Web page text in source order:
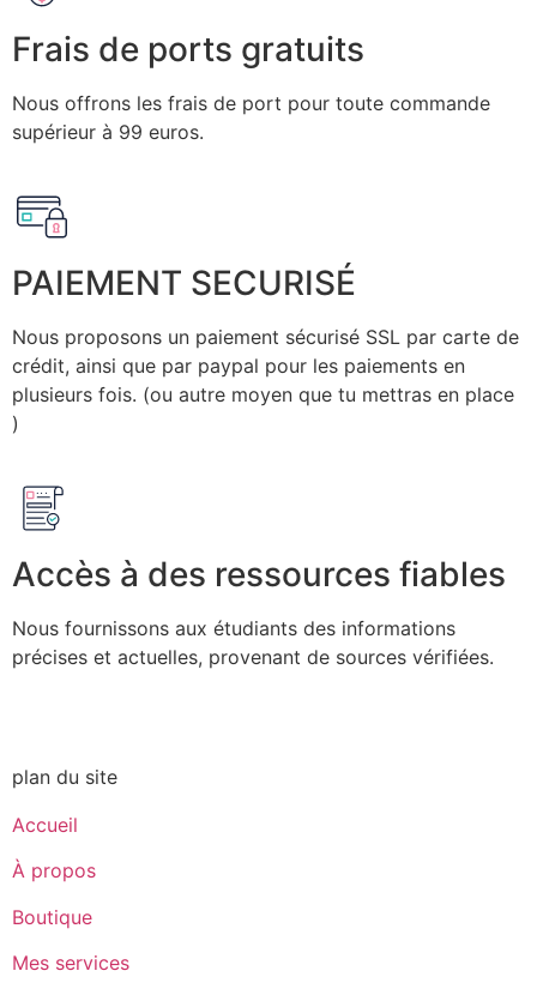
Frais de ports gratuits
Nous offrons les frais de port pour toute commande
supérieur à 99 euros.
PAIEMENT SECURISÉ
Nous proposons un paiement sécurisé SSL par carte de
crédit, ainsi que par paypal pour les paiements en
plusieurs fois. (ou autre moyen que tu mettras en place
)
Accès à des ressources fiables
Nous fournissons aux étudiants des informations
précises et actuelles, provenant de sources vérifiées.
plan du site
Accueil
À propos
Boutique
Mes services